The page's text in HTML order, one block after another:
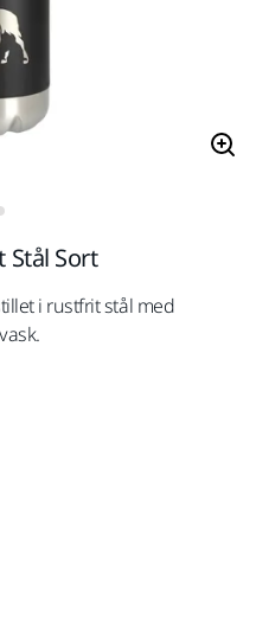
Stål Sort
i rustfrit stål med